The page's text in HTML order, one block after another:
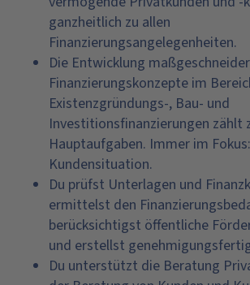
ganzheitlich zu allen
Finanzierungsangelegenheiten.
Die Entwicklung
Finanzierungskonzepte im
Existenzgründungs-, Bau- und
Investitionsfinanzierungen zählt
Hauptaufgaben. Immer im
Kundensituation.
Du prüfst Unterlagen und
ermittelst den
berücksichtigst öffentliche
und erstellst
Du unterstützt die Beratung